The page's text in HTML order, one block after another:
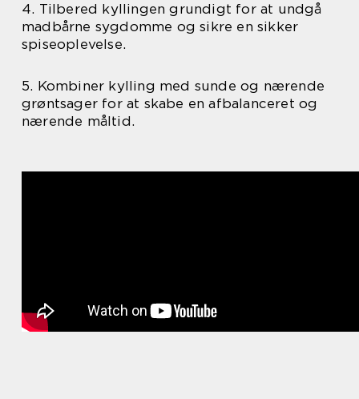
4. Tilbered kyllingen grundigt for at undgå
madbårne sygdomme og sikre en sikker
spiseoplevelse.
5. Kombiner kylling med sunde og nærende
grøntsager for at skabe en afbalanceret og
nærende måltid.